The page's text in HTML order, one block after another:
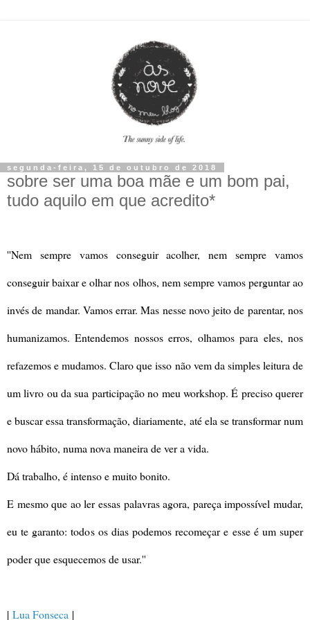
segunda-feira, 15 de outubro de 2018
sobre ser uma boa mãe e um bom pai,
tudo aquilo em que acredito*
''Nem sempre vamos conseguir acolher, nem sempre vamos
conseguir baixar e olhar nos olhos, nem sempre vamos perguntar ao
invés de mandar. Vamos errar. Mas nesse novo jeito de parentar, nos
humanizamos. Entendemos nossos erros, olhamos para eles, nos
refazemos e mudamos. Claro que isso não vem da simples leitura de
um livro ou da sua participação no meu workshop. É preciso querer
e buscar essa transformação, diariamente, até ela se transformar num
novo hábito, numa nova maneira de ver a vida.
Dá trabalho, é intenso e muito bonito.
E mesmo que ao ler essas palavras agora, pareça impossível mudar,
eu te garanto: todos os dias podemos recomeçar e esse é um super
poder que esquecemos de usar.''
| Lua Fonseca |